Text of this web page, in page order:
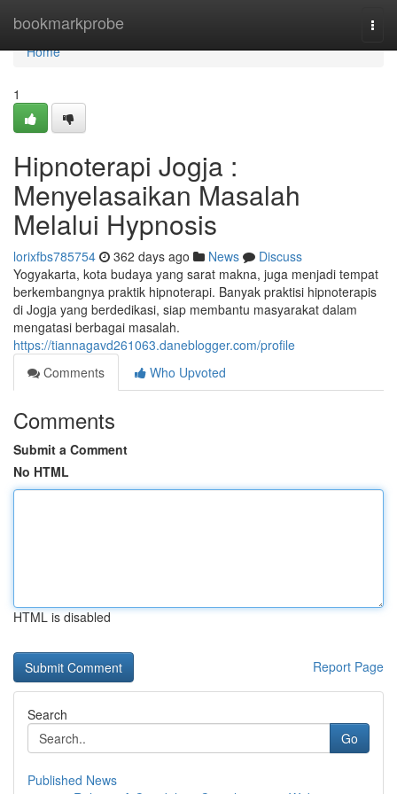
bookmarkprobe
Home
Home
1
Hipnoterapi Jogja :
Menyelasaikan Masalah
Melalui Hypnosis
lorixfbs785754 362 days ago News
Discuss
Yogyakarta, kota budaya yang sarat makna, juga menjadi tempat
berkembangnya praktik hipnoterapi. Banyak praktisi hipnoterapis
di Jogja yang berdedikasi, siap membantu masyarakat dalam
mengatasi berbagai masalah.
https://tiannagavd261063.daneblogger.com/profile
Comments
Who Upvoted
Comments
Submit a Comment
No HTML
HTML is disabled
Report Page
Search
Go
Published News